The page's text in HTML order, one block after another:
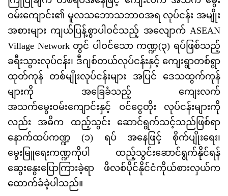
ဝမ်းကျောင်း၏ မူလသဘောသဘာဝအရ လုပ်ငန်း အမျိုး
အစားများ ကျယ်ပြန့်စွာပါဝင်သည့် အလျောက် ASEAN
Village Network တွင် ပါဝင်သော ကဏ္ဍ(၃) ရပ်ဖြစ်သည့်
ခရီးသွားလုပ်ငန်း၊ ဒီဂျစ်တယ်လုပ်ငန်းနှင့် ကျေးရွာတစ်ရွာ
ထုတ်ကုန် တစ်မျိုးလုပ်ငန်းများ အပြင် ဒေသထွက်ကုန်
များကို အခြေခံသည့် ကျေးလက်
အသက်မွေးဝမ်းကျောင်းနှင့် ဝင်ငွေတိုး လုပ်ငန်းများကို
လည်း အဓိက ထည့်သွင်း ဆောင်ရွက်သင့်သည်ဖြစ်ရာ
နောက်ထပ်ကဏ္ဍ (၁) ရပ် အနေဖြင့် စိုက်ပျိုးရေး၊
မွေးမြူရေးကဏ္ဍကိုပါ ထည့်သွင်းဆောင်ရွက်နိုင်ရန်
ဆွေးနွေးပြောကြားခဲ့ရာ ဖိလစ်ပိုင်နိုင်ငံကိုယ်စားလှယ်က
ထောက်ခံခဲ့ပါသည်။